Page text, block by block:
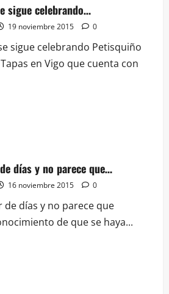
sigue celebrando…
19 noviembre 2015 0
sigue celebrando Petisquiño
en Vigo que cuenta con
días y no parece que…
16 noviembre 2015 0
de días y no parece que
de que se haya...